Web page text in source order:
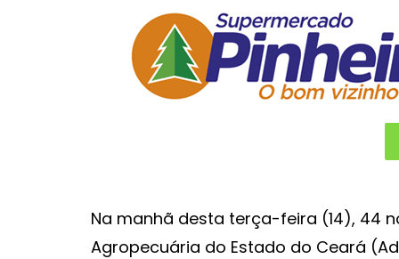
Na manhã desta terça-feira (14), 44
Agropecuária do Estado do Ceará